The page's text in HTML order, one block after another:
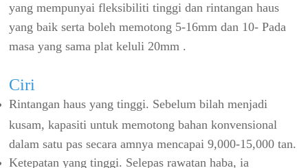
yang mempunyai fleksibiliti tinggi dan rintangan haus
yang baik serta boleh memotong 5-16mm dan 10- Pada
masa yang sama plat keluli 20mm .
Ciri
Rintangan haus yang tinggi. Sebelum bilah menjadi
kusam, kapasiti untuk memotong bahan konvensional
dalam satu pas secara amnya mencapai 9,000-15,000 tan.
Ketepatan yang tinggi. Selepas rawatan haba, ia